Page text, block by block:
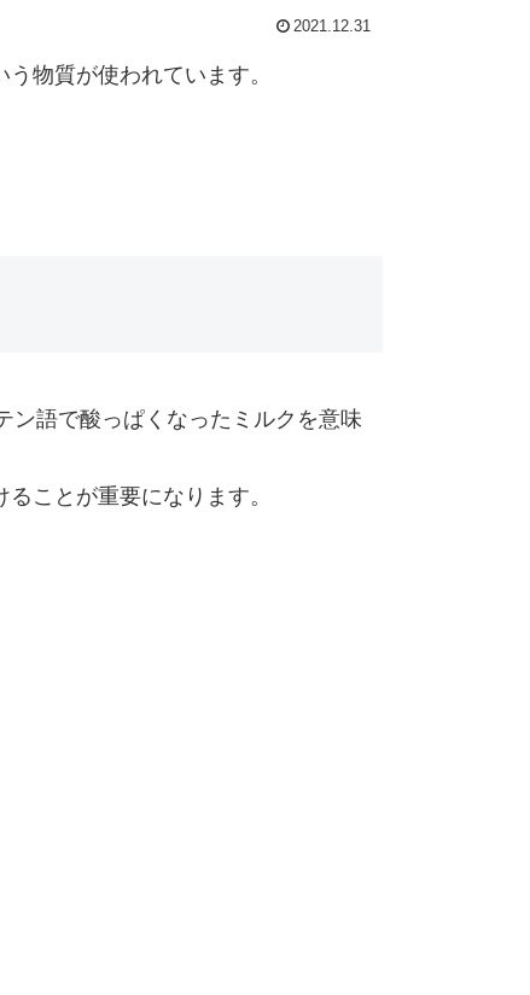
2021.12.31
物質が使われています。
語で酸っぱくなったミルクを意味
ことが重要になります。